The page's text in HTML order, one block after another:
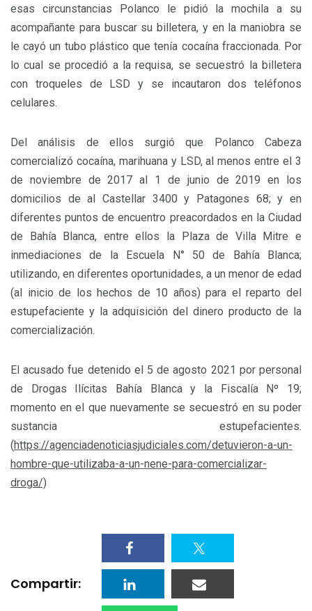
esas circunstancias Polanco le pidió la mochila a su
acompañante para buscar su billetera, y en la maniobra se
le cayó un tubo plástico que tenía cocaína fraccionada. Por
lo cual se procedió a la requisa, se secuestró la billetera
con troqueles de LSD y se incautaron dos teléfonos
celulares.
Del análisis de ellos surgió que Polanco Cabeza
comercializó cocaína, marihuana y LSD, al menos entre el 3
de noviembre de 2017 al 1 de junio de 2019 en los
domicilios de al Castellar 3400 y Patagones 68; y en
diferentes puntos de encuentro preacordados en la Ciudad
de Bahía Blanca, entre ellos la Plaza de Villa Mitre e
inmediaciones de la Escuela N° 50 de Bahía Blanca;
utilizando, en diferentes oportunidades, a un menor de edad
(al inicio de los hechos de 10 años) para el reparto del
estupefaciente y la adquisición del dinero producto de la
comercialización.
El acusado fue detenido el 5 de agosto 2021 por personal
de Drogas Ilícitas Bahía Blanca y la Fiscalía Nº 19;
momento en el que nuevamente se secuestró en su poder
sustancia estupefacientes.
(https://agenciadenoticiasjudiciales.com/detuvieron-a-un-
hombre-que-utilizaba-a-un-nene-para-comercializar-
droga/)
Compartir: